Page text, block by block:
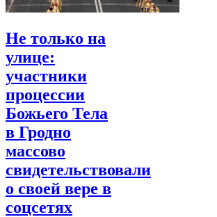
Не только на
улице:
участники
процессии
Божьего Тела
в Гродно
массово
свидетельствовали
о своей вере в
соцсетях